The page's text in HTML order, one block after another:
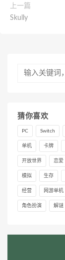
上一篇
Skully
猜你喜欢
PC Switch
单机 卡牌
开放世界 恋爱
模拟 生存
经营 网游单机
角色扮演 解谜